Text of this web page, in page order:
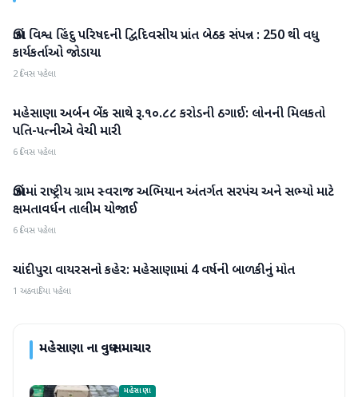
મહેસાણા
ઊંઝા વિશ્વ હિંદુ પરિષદની દ્વિદિવસીય પ્રાંત બેઠક સંપન્ન : 250 થી વધુ
કાર્યકર્તાઓ જોડાયા
2 દિવસ પહેલા
મહેસાણા
મહેસાણા અર્બન બેંક સાથે રૂ.૧૦.૮૮ કરોડની ઠગાઈ: લોનની મિલકતો
પતિ-પત્નીએ વેચી મારી
6 દિવસ પહેલા
મહેસાણા
ઊંઝામાં રાષ્ટ્રીય ગ્રામ સ્વરાજ અભિયાન અંતર્ગત સરપંચ અને સભ્યો માટે
ક્ષમતાવર્ધન તાલીમ યોજાઈ
6 દિવસ પહેલા
મહેસાણા
ચાંદીપુરા વાયરસનો કહેર: મહેસાણામાં 4 વર્ષની બાળકીનું મોત
1 અઠવાડિયા પહેલા
મહેસાણાના વધુ સમાચાર
મહેસાણા